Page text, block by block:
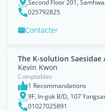
Second Floor 201,
025792825
Contacter
The K-solution Saesidae
Kevin Kwon
Comptables
1 Recommandations
9F, In-gok B/D, 107
01027025891